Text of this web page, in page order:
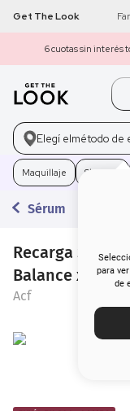
Get The Look
6 cuotas sin interés
Buscar
Elegí elmétodo de
para
de
Maquillaje Skincare
Sérum
Recarga
Balance x 30 ml
Acf
1 get the look
2 máscara pestañas
loreal
4. brochas
5. corrector
6
9. nyx